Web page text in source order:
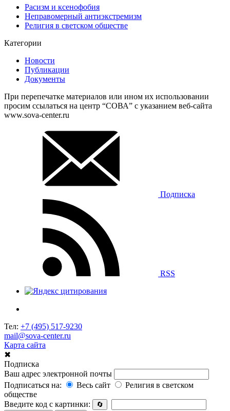
Расизм и ксенофобия
Неправомерный антиэкстремизм
Религия в светском обществе
Категории
Новости
Публикации
Документы
При перепечатке материалов или ином их использовании
просим ссылаться на центр “СОВА” с указанием веб-сайта
www.sova-center.ru
Подписка
RSS
Тел: +7 (495) 517-9230
mail@sova-center.ru
Карта сайта
✖
Подписка
Ваш адрес электронной почты
Подписаться на:
Весь сайт
Религия в светском
обществе
Введите код с картинки:
🔄